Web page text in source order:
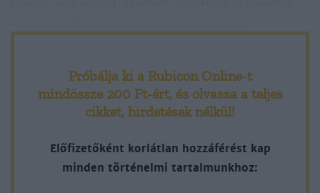
látták a Habsburg-államban. Ennek megfelelően változott
London, Párizs és Pétervár álláspontja is: Az Osztrák-Magyar
Monarchia sírját – Ormos Mária találó szavait idézve – az
szövetségesközi megállapodásokkal, valamint a nemzetiségi
Próbálja ki a Rubicon Online-t
mindössze 200 Ft-ért, és olvassa a teljes
cikket, hirdetések nélkül!
Előfizetőként korlátlan hozzáférést kap
minden történelmi tartalmunkhoz: